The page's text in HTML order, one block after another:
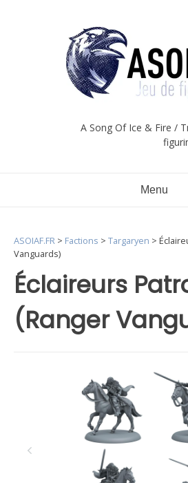
A Song Of Ice & Fire /
Menu
Éclaireurs
(Ranger
ASOIAF.FR > Factions > Targaryen >
Vanguards)